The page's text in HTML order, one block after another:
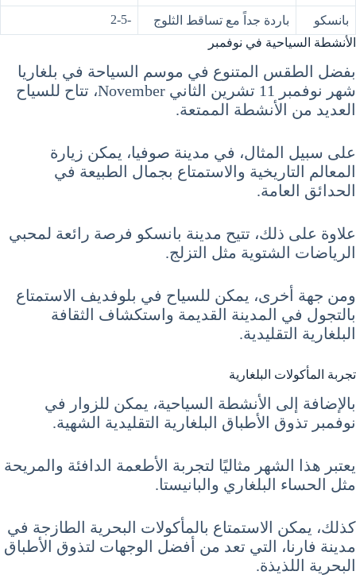
بانسكو باردة جداً مع تساقط الثلوج
-2-5
الأنشطة السياحية في نوفمبر
بفضل الطقس المتنوع في موسم السياحة في بلغاريا
شهر نوفمبر 11 تشرين الثاني November، تتاح للسياح
العديد من الأنشطة الممتعة.
على سبيل المثال، في مدينة صوفيا، يمكن زيارة
المعالم التاريخية والاستمتاع بجمال الطبيعة في
الحدائق العامة.
علاوة على ذلك، تتيح مدينة بانسكو فرصة رائعة لمحبي
الرياضات الشتوية مثل التزلج.
ومن جهة أخرى، يمكن للسياح في بلوفديف الاستمتاع
بالتجول في المدينة القديمة واستكشاف الثقافة
البلغارية التقليدية.
تجربة المأكولات البلغارية
بالإضافة إلى الأنشطة السياحية، يمكن للزوار في
نوفمبر تذوق الأطباق البلغارية التقليدية الشهية.
يعتبر هذا الشهر مثاليًا لتجربة الأطعمة الدافئة والمريحة
مثل الحساء البلغاري والبانيستا.
كذلك، يمكن الاستمتاع بالمأكولات البحرية الطازجة في
مدينة فارنا، التي تعد من أفضل الوجهات لتذوق الأطباق
البحرية اللذيذة.